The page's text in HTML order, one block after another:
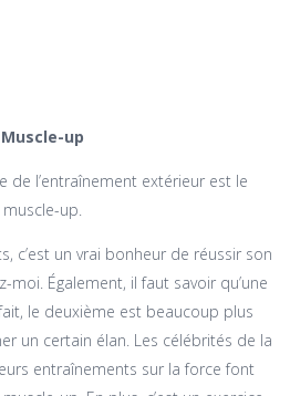
Muscle-up
de l’entraînement extérieur est le
muscle-up.
c’est un vrai bonheur de réussir son
moi. Également, il faut savoir qu’une
le deuxième est beaucoup plus
un certain élan. Les célébrités de la
entraînements sur la force font